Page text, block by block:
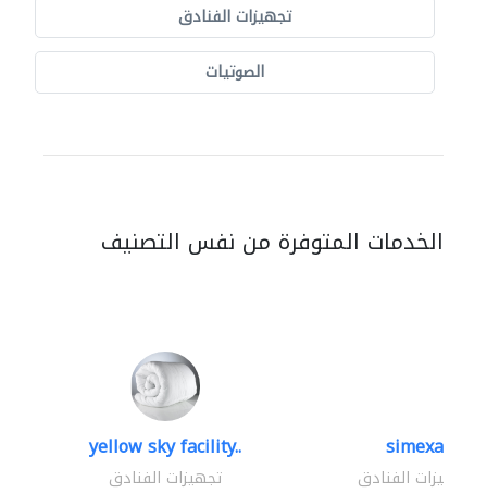
تجهيزات الفنادق
الصوتيات
الخدمات المتوفرة من نفس التصنيف
yellow sky facility..
تجهيزات الفنادق
simexa
تجهيزات الفنادق